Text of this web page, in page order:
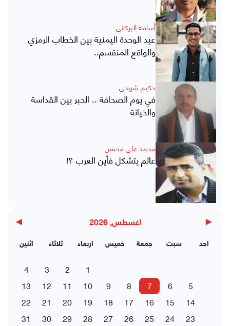
أسامة البركاني
عيد الوحدة اليمنية بين الخطاب الرمزي
والواقع المنقسم..
حكيم شريحي
في يوم الصحافة .. الحبر بين القداسة
والخيانة
محمد علي محسن
عالم يتشكل فأين العرب ؟!
◀ اغسطس, 2026 ▶
اثنين ثلاثاء اربعاء خميس جمعة سبت احد
1
2
3
4
5
6
7
8
9
10
11
12
13
14
15
16
17
18
19
20
21
22
23
24
25
26
27
28
29
30
31